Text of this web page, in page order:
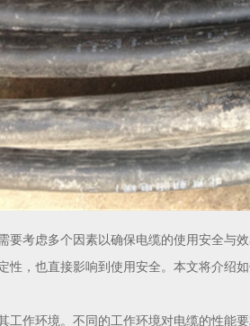
要考虑多个因素以确保电缆的使用安全与
性，也直接影响到使用安全。本文将介绍
工作环境。不同的工作环境对电缆的性能